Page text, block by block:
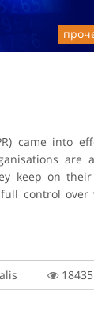
came into
are
keep on their
control over